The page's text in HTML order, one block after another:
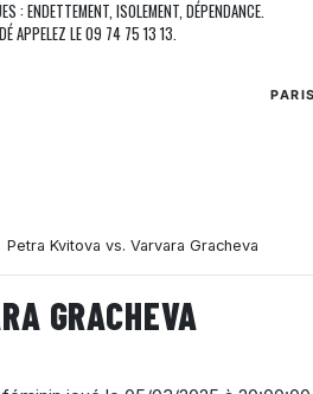
: ENDETTEMENT, ISOLEMENT, DÉPENDANCE.
APPELEZ LE 09 74 75 13 13.
Petra Kvitova vs. Varvara Gracheva
GRACHEVA